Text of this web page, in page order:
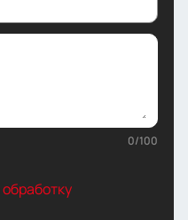
0/100
обработку